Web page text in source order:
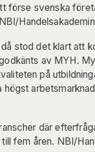
förse svenska
stod det klart att
av MYH.
på
högst
där
fem åren. NBI/